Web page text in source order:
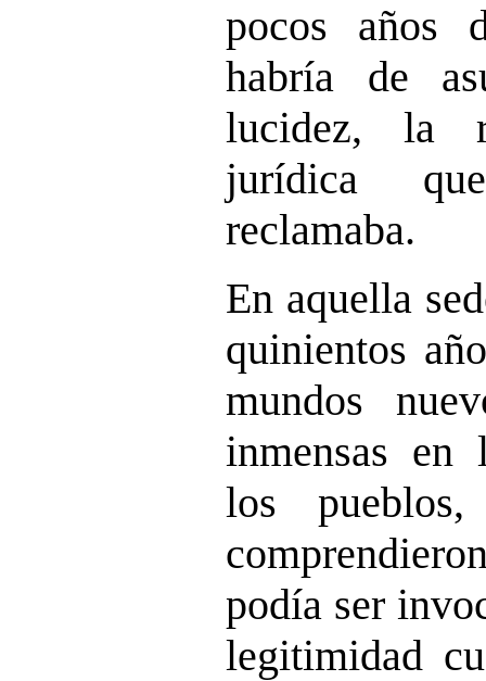
pocos años
habría de
lucidez, la
jurídica
reclamaba.
En aquella
quinientos
mundos
inmensas en
los pueblos,
podía ser
legitimidad